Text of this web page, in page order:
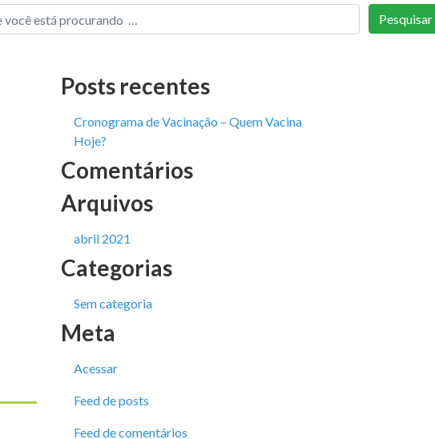
Posts recentes
Cronograma de Vacinação – Quem Vacina
Hoje?
Comentários
Arquivos
abril 2021
Categorias
Sem categoria
Meta
Acessar
Feed de posts
Feed de comentários